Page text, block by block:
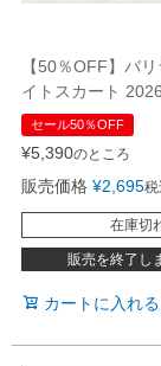
【50％OFF】バ
イトスカート
セール50％OFF
¥5,390のところ
販売価格 ¥2,695税
在庫切
販売を終了し
カートに入れる